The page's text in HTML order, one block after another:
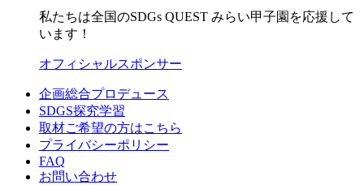
私たちは全国のSDGs QUEST みらい甲子園を応援して
います！
オフィシャルスポンサー
企画総合プロデュース
SDGS探究学習
取材ご希望の方はこちら
プライバシーポリシー
FAQ
お問い合わせ